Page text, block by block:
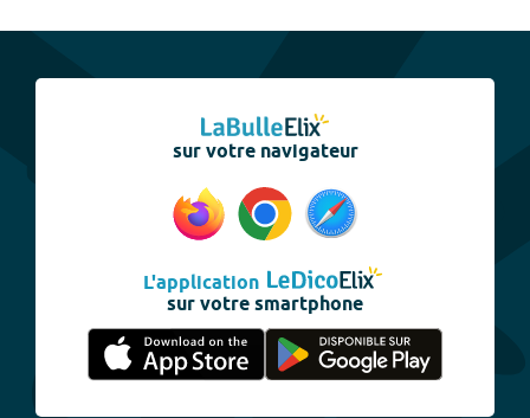
sur votre navigateur
L'application
sur votre smartphone